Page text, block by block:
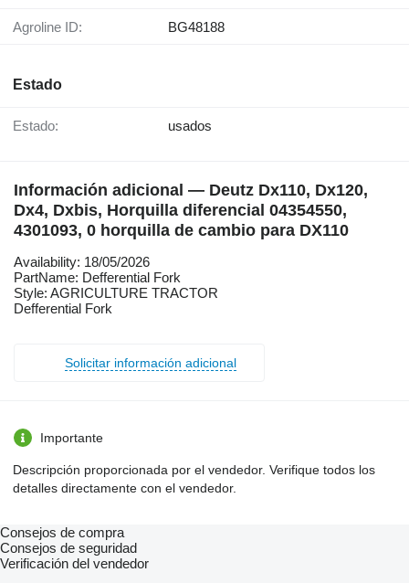
Agroline ID: BG48188
Estado
Estado: usados
Información adicional — Deutz Dx110, Dx120,
Dx4, Dxbis, Horquilla diferencial 04354550,
4301093, 0 horquilla de cambio para DX110
Availability: 18/05/2026
PartName: Defferential Fork
Style: AGRICULTURE TRACTOR
Defferential Fork
Solicitar información adicional
Importante
Descripción proporcionada por el vendedor. Verifique todos los
detalles directamente con el vendedor.
Consejos de compra
Consejos de seguridad
Verificación del vendedor